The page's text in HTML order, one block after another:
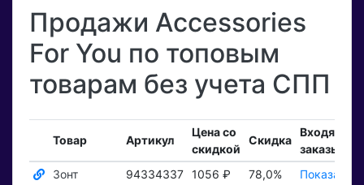
Продажи Accessories
For You по топовым
товарам без учета СПП
Товар Артикул
Цена со
скидкой
Скидка
Входящие
заказы
Зонт
94334337 1056 ₽ 78,0%
Показать ₽